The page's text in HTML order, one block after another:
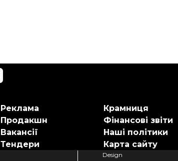
Реклама
Продакшн
Вакансії
Тендери
Крамниця
Фінансові звіти
Наші політики
Карта сайту
Design